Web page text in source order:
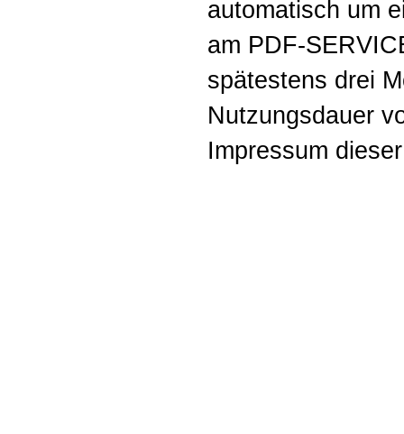
automatisch um
am PDF-
spätestens drei
Nutzungsdauer
Impressum